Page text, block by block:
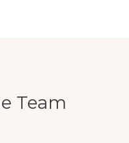
Team